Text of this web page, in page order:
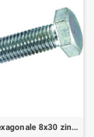
Boulon tete hexagonale 8x30 zingue 6.8 ft (boite de 200)